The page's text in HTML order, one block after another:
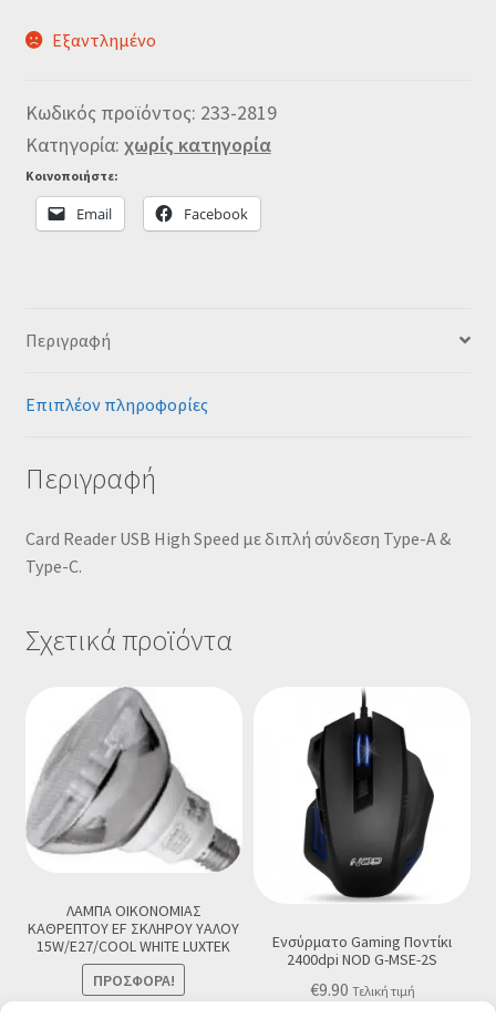
Εξαντλημένο
Κωδικός προϊόντος: 233-2819
Κατηγορία: χωρίς κατηγορία
Κοινοποιήστε:
Email Facebook
Περιγραφή
Επιπλέον πληροφορίες
Περιγραφή
Card Reader USB High Speed με διπλή σύνδεση Type-A &
Type-C.
Σχετικά προϊόντα
ΛΑΜΠΑ ΟΙΚΟΝΟΜΙΑΣ
ΚΑΘΡΕΠΤΟΥ EF ΣΚΛΗΡΟΥ ΥΑΛΟΥ
15W/E27/COOL WHITE LUXTEK
ΠΡΟΣΦΟΡΆ!
Ενσύρματο Gaming Ποντίκι
2400dpi NOD G-MSE-2S
€9.90 Τελική τιμή